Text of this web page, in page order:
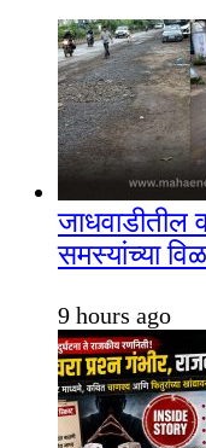
जाधवाडीतील
समस्यांच्या
9 hours ago